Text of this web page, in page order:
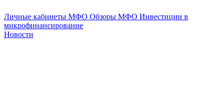
Личные кабинеты МФО Обзоры МФО Инвестиции в
микрофинансирование
Новости